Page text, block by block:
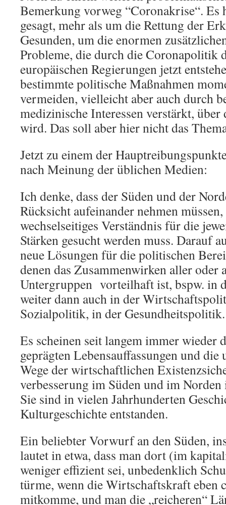
Bemerkung vorweg “Coronakrise“. Es
gesagt, mehr als um die Rettung der
Gesunden, um die enormen
Probleme, die durch die Coronapolitik
europäischen Regierungen jetzt
bestimmte politische Maßnahmen
vermeiden, vielleicht aber auch durch
medizinische Interessen verstärkt, über
wird. Das soll aber hier nicht das
Jetzt zu einem der
nach Meinung der üblichen Medien:
Ich denke, dass der Süden und der
Rücksicht aufeinander nehmen
wechselseitiges Verständnis für die
Stärken gesucht werden muss. Darauf
neue Lösungen für die politischen
denen das Zusammenwirken aller oder
Untergruppen vorteilhaft ist, bspw. in
weiter dann auch in der
Sozialpolitik, in der Gesundheitspolitik.
Es scheinen seit langem immer wieder
geprägten Lebensauffassungen und
Wege der wirtschaftlichen
verbesserung im Süden und im
Sie sind in vielen Jahrhunderten
Kulturgeschichte entstanden.
Ein beliebter Vorwurf an den Süden,
lautet in etwa, dass man dort (im
weniger effizient sei, unbedenklich
türme, wenn die Wirtschaftskraft eben
mitkomme, und man die „reicheren“